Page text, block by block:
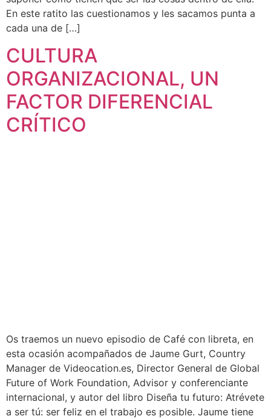
En este ratito las cuestionamos y les sacamos punta a
cada una de […]
CULTURA
ORGANIZACIONAL, UN
FACTOR DIFERENCIAL
CRÍTICO
Os traemos un nuevo episodio de Café con libreta, en
esta ocasión acompañados de Jaume Gurt, Country
Manager de Videocation.es, Director General de Global
Future of Work Foundation, Advisor y conferenciante
internacional, y autor del libro Diseña tu futuro: Atrévete
a ser tú: ser feliz en el trabajo es posible. Jaume tiene